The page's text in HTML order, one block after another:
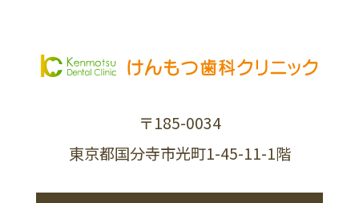
〒185-0034
東京都国分寺市光町1-45-11-1階